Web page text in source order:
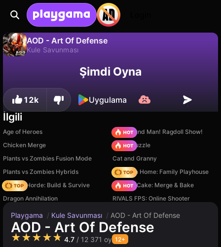
AOD - Art Of Defense
Kule Savunması
İlerlemeyi kaydet! Hayır
Şimdi Oyna
12k Uygulama
İlgili
Age of Heroes
Playground Man! Ragdoll Show!
Chicken Merge
Arrow Puzzle
Plants vs Zombies Fusion Mode
Cat and Granny
Plants vs Zombies Hybrids
My Town Home: Family Playhouse
Zombie Horde: Build & Survive
Piece of Cake: Merge & Bake
Dragon Annihilation
RIVALS FPS: Online Shooter
Playgama / Kule Savunması / AOD - Art Of Defense
AOD - Art Of Defense
★★★★★ 4.7 / 12 371 oy 12+